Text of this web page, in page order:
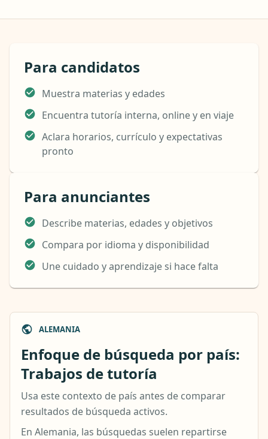
Para candidatos
Muestra materias y edades
Encuentra tutoría interna, online y en viaje
Aclara horarios, currículo y expectativas
pronto
Para anunciantes
Describe materias, edades y objetivos
Compara por idioma y disponibilidad
Une cuidado y aprendizaje si hace falta
ALEMANIA
Enfoque de búsqueda por país:
Trabajos de tutoría
Usa este contexto de país antes de comparar
resultados de búsqueda activos.
En Alemania, las búsquedas suelen repartirse